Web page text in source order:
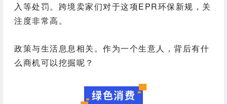
入等处罚。跨境卖家们对于这项EPR环保新规，关
注度非常高。
政策与生活息息相关。作为一个生意人，背后有什
么商机可以挖掘呢？
绿色消费